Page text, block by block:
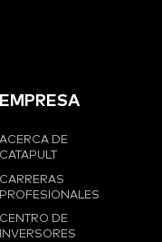
EMPRESA
ACERCA DE
CATAPULT
CARRERAS
PROFESIONALES
CENTRO DE
INVERSORES